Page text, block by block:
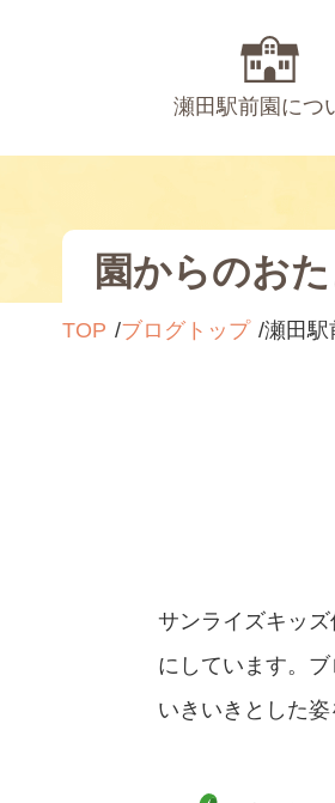
瀬田駅前園につ
園からのお
TOP ブログトップ 瀬田駅
サンライズキッ
にしています。
いきいきとした姿